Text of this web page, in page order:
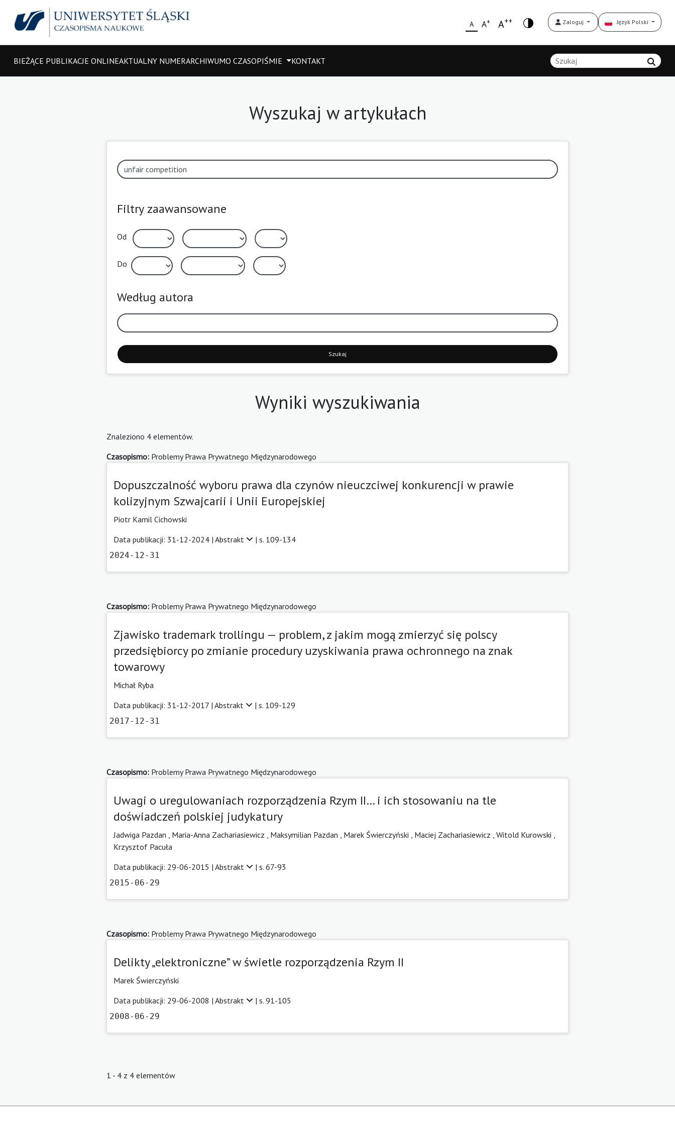
A A+ A++ Zaloguj Język Polski
BIEŻĄCE PUBLIKACJE ONLINEAKTUALNY NUMERARCHIWUMO CZASOPIŚMIE KONTAKT
Wyszukaj w artykułach
Filtry zaawansowane
Od
Do
Według autora
Szukaj
Wyniki wyszukiwania
Znaleziono 4 elementów.
Czasopismo: Problemy Prawa Prywatnego Międzynarodowego
Dopuszczalność wyboru prawa dla czynów nieuczciwej konkurencji w prawie
kolizyjnym Szwajcarii i Unii Europejskiej
Piotr Kamil Cichowski
Data publikacji: 31-12-2024 | Abstrakt | s. 109-134
2024-12-31
Czasopismo: Problemy Prawa Prywatnego Międzynarodowego
Zjawisko trademark trollingu — problem, z jakim mogą zmierzyć się polscy
przedsiębiorcy po zmianie procedury uzyskiwania prawa ochronnego na znak
towarowy
Michał Ryba
Data publikacji: 31-12-2017 | Abstrakt | s. 109-129
2017-12-31
Czasopismo: Problemy Prawa Prywatnego Międzynarodowego
Uwagi o uregulowaniach rozporządzenia Rzym II… i ich stosowaniu na tle
doświadczeń polskiej judykatury
Jadwiga Pazdan , Maria-Anna Zachariasiewicz , Maksymilian Pazdan , Marek Świerczyński , Maciej Zachariasiewicz , Witold Kurowski ,
Krzysztof Pacuła
Data publikacji: 29-06-2015 | Abstrakt | s. 67-93
2015-06-29
Czasopismo: Problemy Prawa Prywatnego Międzynarodowego
Delikty „elektroniczne” w świetle rozporządzenia Rzym II
Marek Świerczyński
Data publikacji: 29-06-2008 | Abstrakt | s. 91-105
2008-06-29
1 - 4 z 4 elementów